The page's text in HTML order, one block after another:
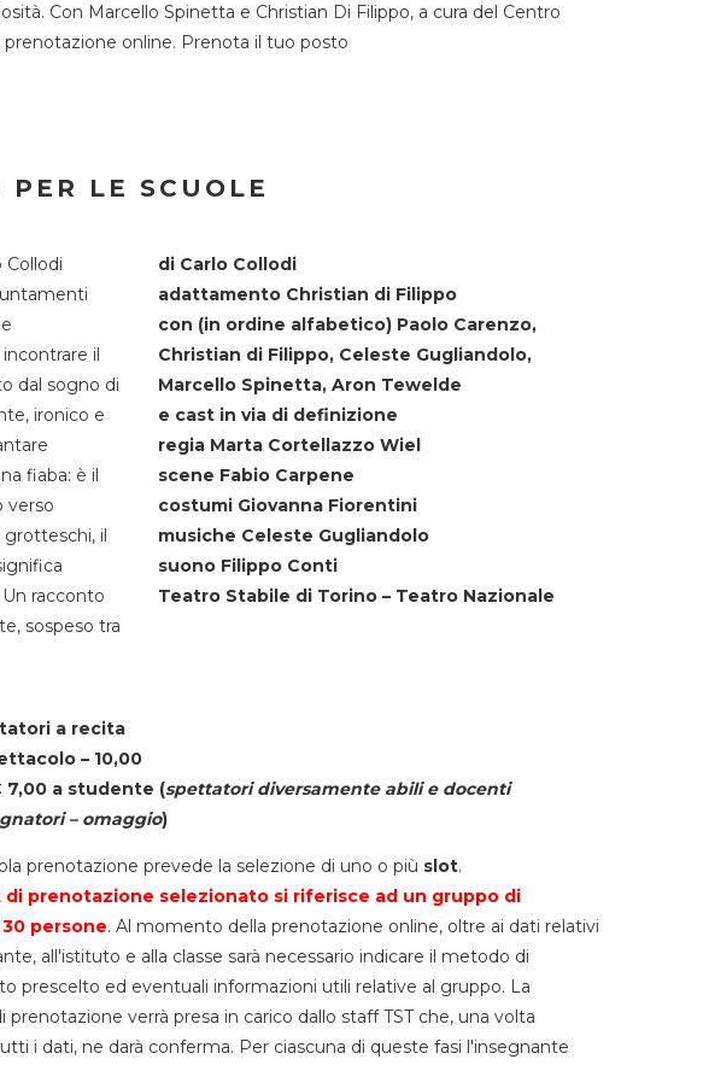
Con Marcello Spinetta e Christian Di Filippo, a cura del Centro
prenotazione online. Prenota il tuo posto
LE SCUOLE
Collodi
il
dal sogno di
ironico e
fiaba: è il
verso
grotteschi, il
racconto
sospeso tra
di Carlo Collodi
adattamento Christian di Filippo
con (in ordine alfabetico) Paolo Carenzo,
Christian di Filippo, Celeste Gugliandolo,
Marcello Spinetta, Aron Tewelde
e cast in via di definizione
regia Marta Cortellazzo Wiel
scene Fabio Carpene
costumi Giovanna Fiorentini
musiche Celeste Gugliandolo
suono Filippo Conti
Teatro Stabile di Torino – Teatro Nazionale
a recita
– 10,00
7,00 a studente (spettatori diversamente abili e docenti
– omaggio)
prenotazione prevede la selezione di uno o più slot.
di prenotazione selezionato si riferisce ad un gruppo di
persone. Al momento della prenotazione online, oltre ai dati relativi
all'istituto e alla classe sarà necessario indicare il metodo di
prescelto ed eventuali informazioni utili relative al gruppo. La
prenotazione verrà presa in carico dallo staff TST che, una volta
i dati, ne darà conferma. Per ciascuna di queste fasi l'insegnante